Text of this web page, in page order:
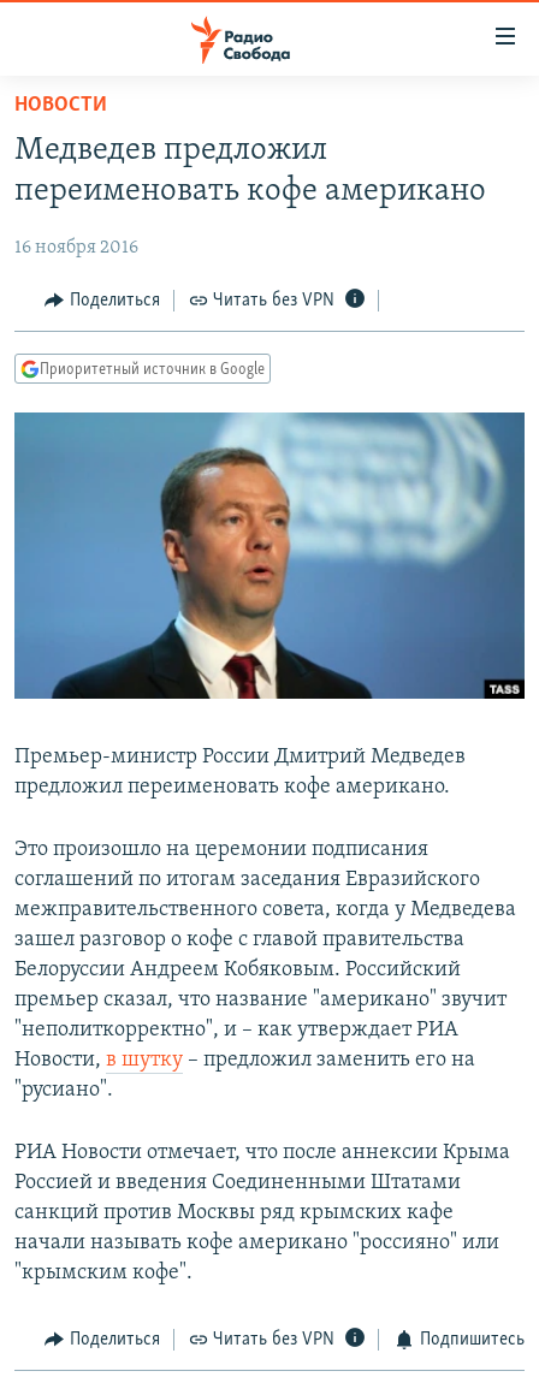
упрощенного
доступа
основному
Вернутся
главной
навигации
Вернутся
ПОДКАСТЫ
АВТОРСКИЕ ПРОЕКТЫ
ЦИТАТЫ СВОБОДЫ
МНЕНИЯ
IDEL.РЕАЛИИ
СИБИРЬ.РЕАЛИИ
РАСПИСАНИЕ ВЕЩАНИЯ
ПОДПИШИТЕСЬ НА РАССЫЛКУ
СОЦИАЛЬНЫЕ СЕТИ
НОВОСТИ
Медведев предложил
переименовать кофе американо
16 ноября 2016
Поделиться Читать без VPN
Приоритетный источник в Google
Премьер-министр России Дмитрий Медведев
предложил переименовать кофе американо.
Это произошло на церемонии подписания
соглашений по итогам заседания Евразийского
межправительственного совета, когда у Медведева
зашел разговор о кофе с главой правительства
Белоруссии Андреем Кобяковым. Российский
премьер сказал, что название "американо" звучит
"неполиткорректно", и – как утверждает РИА
Новости, в шутку – предложил заменить его на
"русиано".
РИА Новости отмечает, что после аннексии Крыма
Россией и введения Соединенными Штатами
санкций против Москвы ряд крымских кафе
начали называть кофе американо "россияно" или
"крымским кофе".
Поделиться Читать без VPN Подпишитесь